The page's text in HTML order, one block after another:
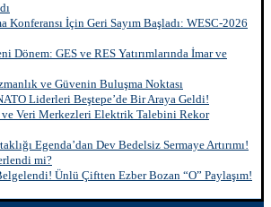
Konferansı İçin Geri Sayım Başladı: WESC-2026
Dönem: GES ve RES Yatırımlarında İmar ve
ve Güvenin Buluşma Noktası
Liderleri Beştepe’de Bir Araya Geldi!
ve Veri Merkezleri Elektrik Talebini Rekor
Egenda’dan Dev Bedelsiz Sermaye Artırımı!
mi?
Ünlü Çiftten Ezber Bozan “O” Paylaşım!